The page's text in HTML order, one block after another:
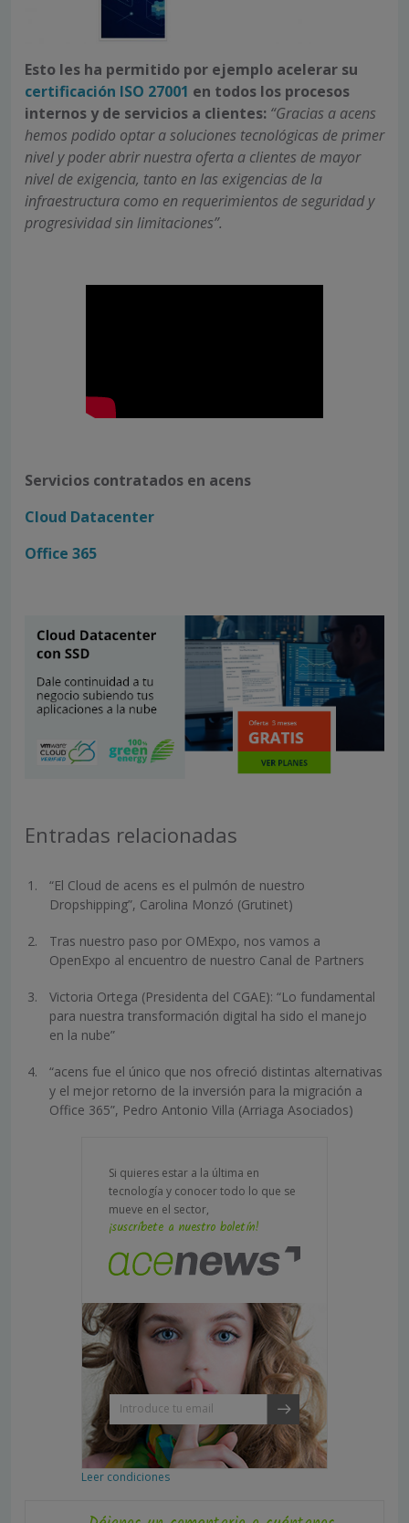
Esto les ha permitido por ejemplo acelerar su
certificación ISO 27001 en todos los procesos
internos y de servicios a clientes: “Gracias a acens
hemos podido optar a soluciones tecnológicas de primer
nivel y poder abrir nuestra oferta a clientes de mayor
nivel de exigencia, tanto en las exigencias de la
infraestructura como en requerimientos de seguridad y
progresividad sin limitaciones”.
Servicios contratados en acens
Cloud Datacenter
Office 365
Entradas relacionadas
“El Cloud de acens es el pulmón de nuestro
Dropshipping”, Carolina Monzó (Grutinet)
Tras nuestro paso por OMExpo, nos vamos a
OpenExpo al encuentro de nuestro Canal de Partners
Victoria Ortega (Presidenta del CGAE): “Lo fundamental
para nuestra transformación digital ha sido el manejo
en la nube”
“acens fue el único que nos ofreció distintas alternativas
y el mejor retorno de la inversión para la migración a
Office 365”, Pedro Antonio Villa (Arriaga Asociados)
Si quieres estar a la última en
tecnología y conocer todo lo que se
mueve en el sector,
¡suscríbete a nuestro boletín!
Leer condiciones